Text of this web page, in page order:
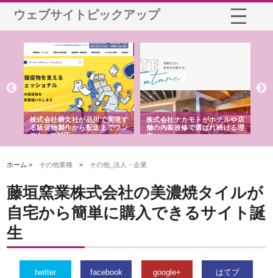
ウェブサイトピックアップ
株式会社耕文社が品川で実現す
る販促物製作から配送までワン
ストップ対応
株式会社ナカモトがホテルや店
舗の内装改修で選ばれ続ける理
由
ホーム > その他業種 > その他_法人・企業
藤垣窯業株式会社の美濃焼タイルが
自宅から簡単に購入できるサイト誕
生
twitter facebook google+ はてブ